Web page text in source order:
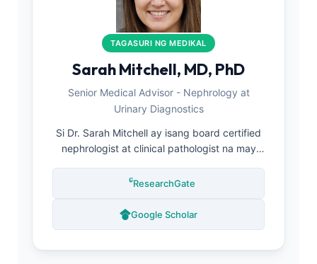
TAGASURI NG MEDIKAL
Sarah Mitchell, MD, PhD
Senior Medical Advisor - Nephrology at
Urinary Diagnostics
Si Dr. Sarah Mitchell ay isang board certified
nephrologist at clinical pathologist na may
ng sakit sa bato at pagtatasa ng urinary
Physiology at malawakan nang
ResearchGate
Google Scholar